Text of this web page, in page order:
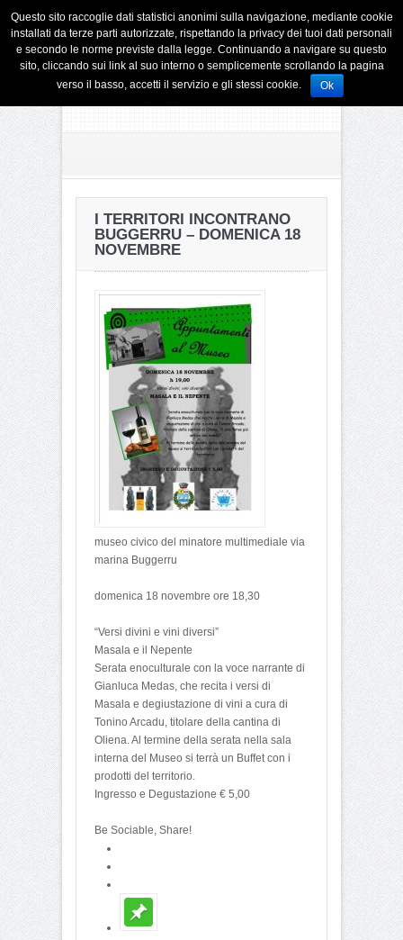
I TERRITORI INCONTRANO
BUGGERRU – DOMENICA 18
NOVEMBRE
museo civico del minatore multimediale via
marina Buggerru
domenica 18 novembre ore 18,30
“Versi divini e vini diversi”
Masala e il Nepente
Serata enoculturale con la voce narrante di
Gianluca Medas, che recita i versi di
Masala e degiustazione di vini a cura di
Tonino Arcadu, titolare della cantina di
Oliena. Al termine della serata nella sala
interna del Museo si terrà un Buffet con i
prodotti del territorio.
Ingresso e Degustazione € 5,00
Be Sociable, Share!
Questo sito raccoglie dati statistici anonimi sulla navigazione, mediante cookie
installati da terze parti autorizzate, rispettando la privacy dei tuoi dati personali
e secondo le norme previste dalla legge. Continuando a navigare su questo
sito, cliccando sui link al suo interno o semplicemente scrollando la pagina
verso il basso, accetti il servizio e gli stessi cookie.
Ok